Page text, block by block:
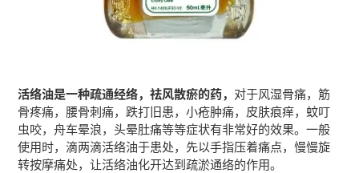
活络油是一种疏通经络，祛风散瘀的药， 对于风湿骨痛，筋
骨疼痛，腰骨刺痛，跌打旧患，小疮肿痛，皮肤痕痒，蚊叮
虫咬，舟车晕浪，头晕肚痛等等症状有非常好的效果。一般
使用时，滴两滴活络油于患处，先以手指压着痛点，慢慢旋
转按摩痛处，让活络油化开达到疏淤通络的作用。